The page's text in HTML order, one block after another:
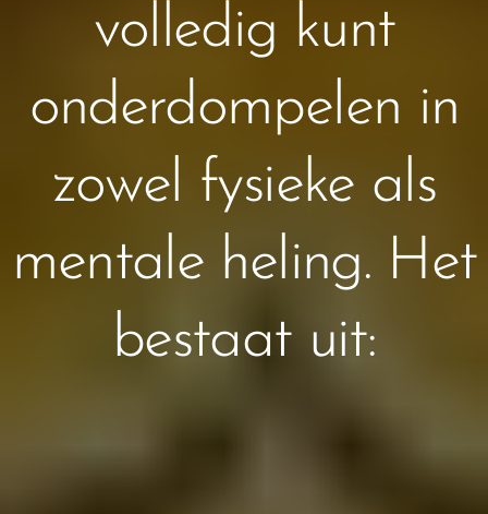
volledig kunt
onderdompelen in
zowel fysieke als
mentale heling. Het
bestaat uit: